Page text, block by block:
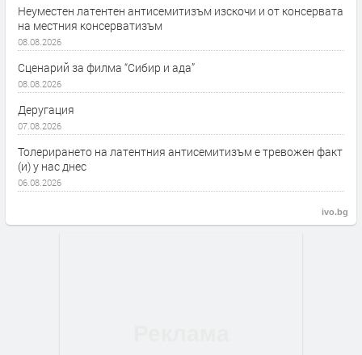
Неуместен латентен антисемитизъм изскочи и от консервата
на местния консерватизъм
08.08.2026
Сценарий за филма “Сибир и ада”
08.08.2026
Деругация
07.08.2026
Толерирането на латентния антисемитизъм е тревожен факт
(и) у нас днес
06.08.2026
ivo.bg